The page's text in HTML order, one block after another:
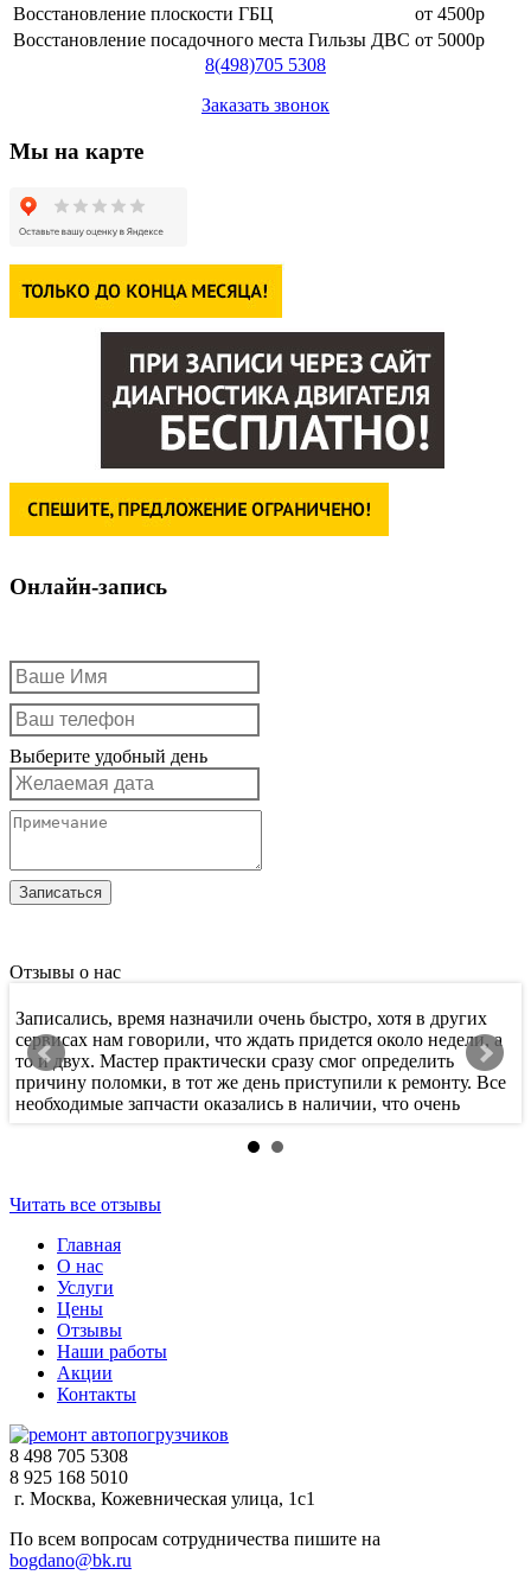
Восстановление плоскости ГБЦ
от 4500р
Восстановление посадочного места Гильзы ДВС от 5000р
8(498)705 5308
Заказать звонок
Мы на карте
Онлайн-запись
Выберите удобный день
Отзывы о нас
Записались, время назначили очень быстро, хотя в других
сервисах нам говорили, что ждать придется около недели, а
то и двух. Мастер практически сразу смог определить
причину поломки, в тот же день приступили к ремонту. Все
необходимые запчасти оказались в наличии, что очень
Читать все отзывы
Главная
О нас
Услуги
Цены
Отзывы
Наши работы
Акции
Контакты
8 498 705 5308
8 925 168 5010
г. Москва, Кожевническая улица, 1с1
По всем вопросам сотрудничества пишите на
bogdano@bk.ru